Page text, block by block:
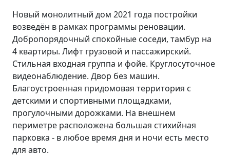
Новый монолитный дом 2021 года постройки
возведён в рамках программы реновации.
Добропорядочный спокойные соседи, тамбур на
4 квартиры. Лифт грузовой и пассажирский.
Стильная входная группа и фойе. Круглосуточное
видеонаблюдение. Двор без машин.
Благоустроенная придомовая территория с
детскими и спортивными площадками,
прогулочными дорожками. На внешнем
периметре расположена большая стихийная
парковка - в любое время дня и ночи есть место
для авто.